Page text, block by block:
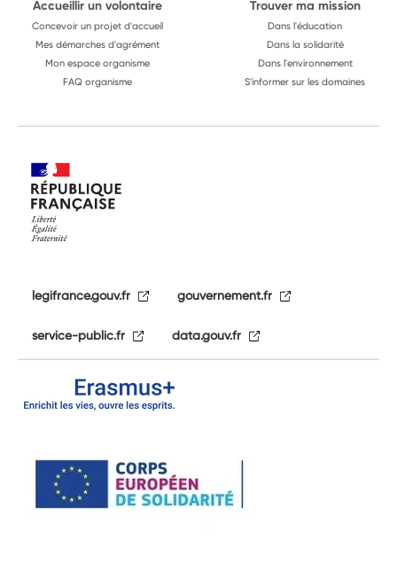
Accueillir un volontaire
Concevoir un projet d'accueil
Mes démarches d'agrément
Mon espace organisme
FAQ organisme
Trouver ma mission
Dans l'éducation
Dans la solidarité
Dans l'environnement
S'informer sur les domaines
legifrance.gouv.fr gouvernement.fr
service-public.fr data.gouv.fr